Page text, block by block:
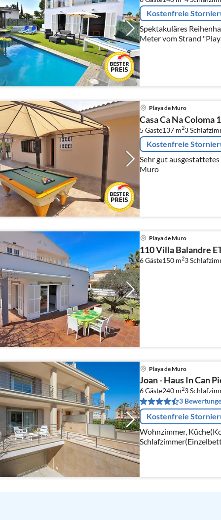
Kostenfreie
Spektakuläres
Meter vom Strand
Playa de Muro
Casa Ca Na Coloma
5 Gäste137 m23
Kostenfreie
Sehr gut
Muro
Playa de Muro
110 Villa Balandre
6 Gäste150 m23
Playa de Muro
Joan - Haus In Can
6 Gäste240 m23
3
Kostenfreie
Wohnzimmer,